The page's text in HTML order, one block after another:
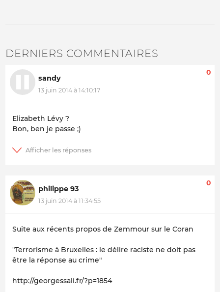
DERNIERS COMMENTAIRES
sandy
13 juin 2014 à 14:10:17
0
Elizabeth Lévy ?
Bon, ben je passe ;)
philippe 93
13 juin 2014 à 11:34:55
0
Suite aux récents propos de Zemmour sur le Coran
"Terrorisme à Bruxelles : le délire raciste ne doit pas
être la réponse au crime"
http://georgessali.fr/?p=1854